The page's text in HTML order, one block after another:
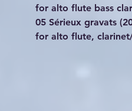
for alto flute bass
05 ﻿﻿﻿Sérieux gravats
for alto flute,